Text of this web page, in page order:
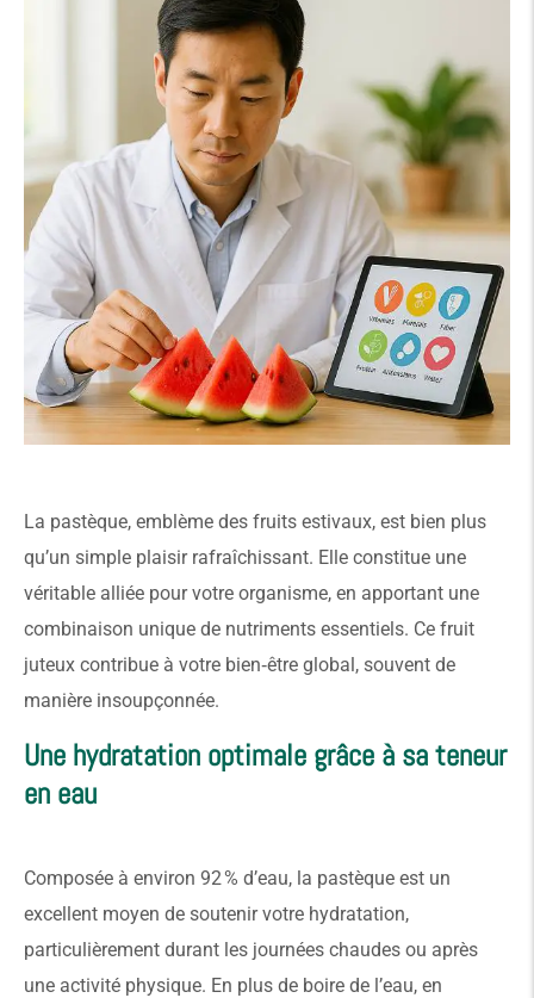
La pastèque, emblème des fruits estivaux, est bien plus
qu’un simple plaisir rafraîchissant. Elle constitue une
véritable alliée pour votre organisme, en apportant une
combinaison unique de nutriments essentiels. Ce fruit
juteux contribue à votre bien‑être global, souvent de
manière insoupçonnée.
Une hydratation optimale grâce à sa teneur
en eau
Composée à environ 92 % d’eau, la pastèque est un
excellent moyen de soutenir votre hydratation,
particulièrement durant les journées chaudes ou après
une activité physique. En plus de boire de l’eau, en